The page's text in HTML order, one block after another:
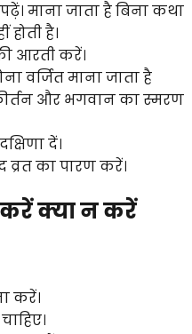
माना जाता है बिना कथा
है।
आरती करें।
वर्जित माना जाता है
और भगवान का स्मरण
दें।
व्रत का पारण करें।
क्या न करें
करें।